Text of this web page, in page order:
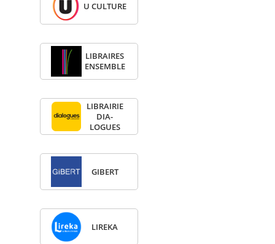
U CULTURE
LIBRAIRES
ENSEMBLE
LIBRAI­RIE
DIA­
LOGUES
GIBERT
LIREKA